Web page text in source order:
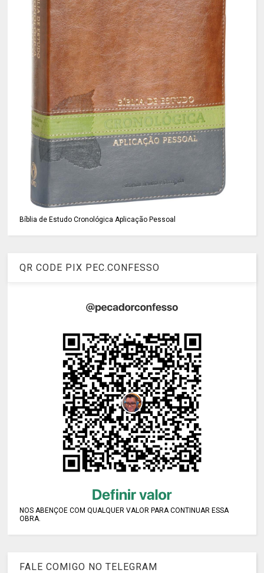
Bíblia de Estudo Cronológica Aplicação Pessoal
QR CODE PIX PEC.CONFESSO
NOS ABENÇOE COM QUALQUER VALOR PARA CONTINUAR ESSA
OBRA.
FALE COMIGO NO TELEGRAM